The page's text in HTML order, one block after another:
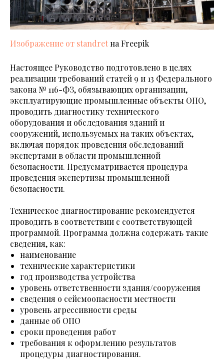
Изображение от standret на Freepik
Настоящее Руководство подготовлено в целях
реализации требований статей 9 и 13 Федерального
закона № 116-ФЗ, обязывающих организации,
эксплуатирующие промышленные объекты ОПО,
проводить диагностику технического
оборудования и обследования зданий и
сооружений, используемых на таких объектах,
включая порядок проведения обследований
экспертами в области промышленной
безопасности. Предусматривается процедура
проведения экспертизы промышленной
безопасности.
Техническое диагностирование рекомендуется
проводить в соответствии с соответствующей
программой. Программа должна содержать такие
сведения, как:
наименование
технические характеристики
год производства устройства
уровень ответственности здания/сооружения
сведения о сейсмоопасности местности
уровень агрессивности среды
данные об ОПО
сроки проведения работ
требования к оформлению результатов
процедуры диагностирования.